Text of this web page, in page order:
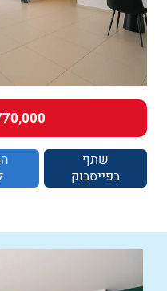
שתף
בפייסבוק